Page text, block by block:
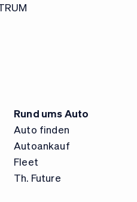
Rund ums Auto
Auto finden
Autoankauf
Fleet
Th. Future